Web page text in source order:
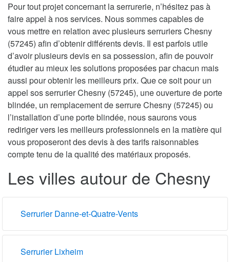
Pour tout projet concernant la serrurerie, n’hésitez pas à
faire appel à nos services. Nous sommes capables de
vous mettre en relation avec plusieurs serruriers Chesny
(57245) afin d’obtenir différents devis. Il est parfois utile
d’avoir plusieurs devis en sa possession, afin de pouvoir
étudier au mieux les solutions proposées par chacun mais
aussi pour obtenir les meilleurs prix. Que ce soit pour un
appel sos serrurier Chesny (57245), une ouverture de porte
blindée, un remplacement de serrure Chesny (57245) ou
l’installation d’une porte blindée, nous saurons vous
rediriger vers les meilleurs professionnels en la matière qui
vous proposeront des devis à des tarifs raisonnables
compte tenu de la qualité des matériaux proposés.
Les villes autour de Chesny
Serrurier Danne-et-Quatre-Vents
Serrurier Lixheim